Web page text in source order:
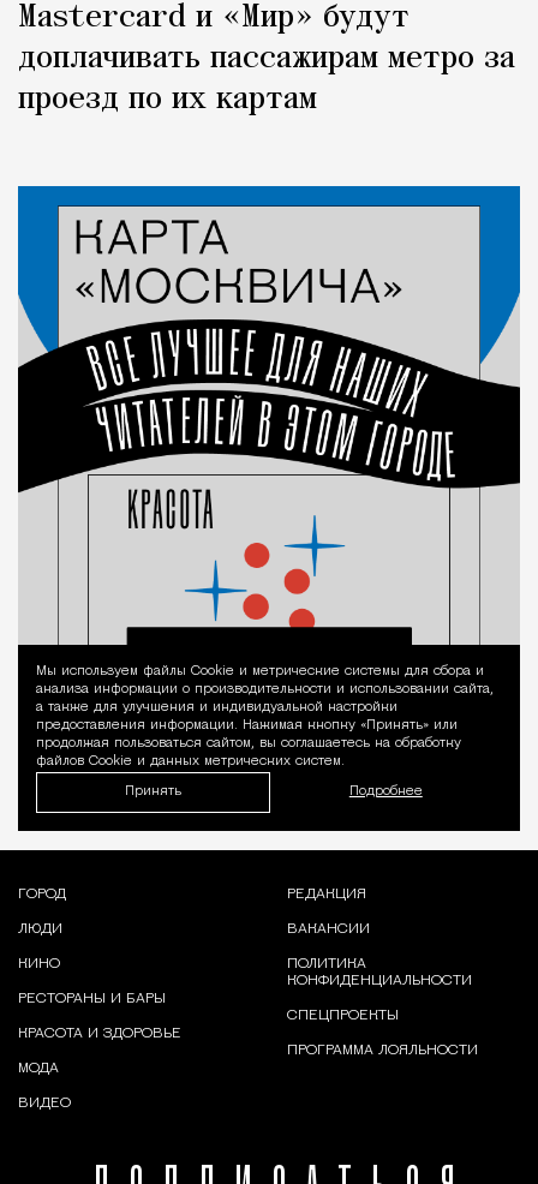
Mastercard и «Мир» будут
доплачивать пассажирам метро за
проезд по их картам
Уведомление
Мы используем файлы Сookie и метрические системы для сбора и
анализа информации о производительности и использовании сайта,
а также для улучшения и индивидуальной настройки
предоставления информации. Нажимая кнопку «Принять» или
продолжая пользоваться сайтом, вы соглашаетесь на обработку
файлов Cookie и данных метрических систем.
Принять Подробнее
ГОРОД
ЛЮДИ
КИНО
РЕСТОРАНЫ И БАРЫ
КРАСОТА И ЗДОРОВЬЕ
МОДА
ВИДЕО
РЕДАКЦИЯ
ВАКАНСИИ
ПОЛИТИКА
КОНФИДЕНЦИАЛЬНОСТИ
СПЕЦПРОЕКТЫ
ПРОГРАММА ЛОЯЛЬНОСТИ